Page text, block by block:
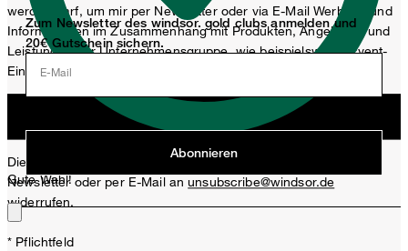
werden darf, um mir per Newsletter oder via E-Mail Werbung und
Informationen im Zusammenhang mit Produkten, Angeboten und
Leistungen der Unternehmensgruppe, wie beispielsweise Event-
Einladungen, Aktionen, Produkt-Promotions zuzusenden.
Diese Einwilligung kann ich jederzeit durch den Abmeldelink im
Newsletter oder per E-Mail anunsubscribe@windsor.de
widerrufen.
* Pflichtfeld
Gute Wahl!
E-Mail
Zum Newsletter des windsor. gold clubs anmelden und
20€ Gutschein sichern.
Abonnieren